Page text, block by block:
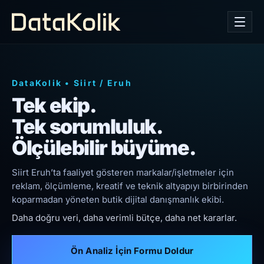
DataKolik • Siirt / Eruh
Tek ekip.
Tek sorumluluk.
Ölçülebilir büyüme.
Siirt Eruh’ta faaliyet gösteren markalar/işletmeler için
reklam, ölçümleme, kreatif ve teknik altyapıyı birbirinden
koparmadan yöneten butik dijital danışmanlık ekibi.
Daha doğru veri, daha verimli bütçe, daha net kararlar.
Ön Analiz İçin Formu Doldur